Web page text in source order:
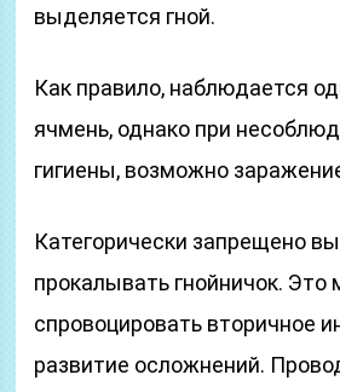
выделяется гной.
Как правило, наблюдается
ячмень, однако при
гигиены, возможно
Категорически запрещено
прокалывать гнойничок. Это
спровоцировать вторичное
развитие осложнений.